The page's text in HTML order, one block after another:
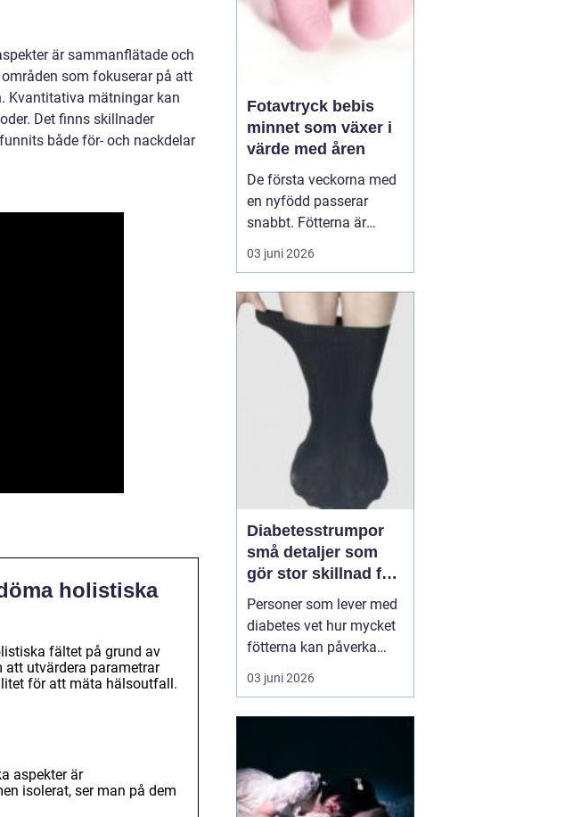
är sammanflätade och
som fokuserar på att
Kvantitativa mätningar kan
Det finns skillnader
både för- och nackdelar
holistiska
fältet på grund av
att utvärdera parametrar
för att mäta hälsoutfall.
aspekter är
isolerat, ser man på dem
Fotavtryck bebis
minnet som växer i
värde med åren
De första veckorna med
en nyfödd passerar
snabbt. Fötterna är
pyttesmå, huden är mjuk
och varje liten rynka
föräldrar vill fånga den
här tiden på ett sätt som
håller längre än
mobilbilder. Ett
fotavt...
03 juni 2026
Diabetesstrumpor
små detaljer som
gör stor skillnad för
känsliga fötter
Personer som lever med
diabetes vet hur mycket
fötterna kan påverka
vardagen. Nedsatt
känsel, sämre
kan utvecklas till ett
större sår. I den
03 juni 2026